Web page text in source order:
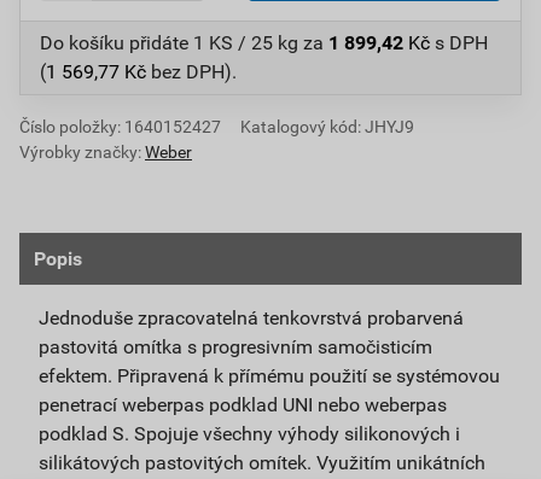
Do košíku přidáte 1 KS / 25 kg za 1 899,42 Kč s DPH
(1 569,77 Kč bez DPH).
Číslo položky: 1640152427
Katalogový kód: JHYJ9
Výrobky značky:Weber
Popis
Jednoduše zpracovatelná tenkovrstvá probarvená
pastovitá omítka s progresivním samočisticím
efektem. Připravená k přímému použití se systémovou
penetrací weberpas podklad UNI nebo weberpas
podklad S. Spojuje všechny výhody silikonových i
silikátových pastovitých omítek. Využitím unikátních